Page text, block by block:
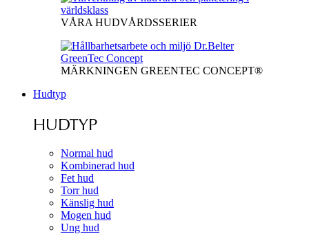
VÅRA HUDVÅRDSSERIER
MÄRKNINGEN GREENTEC CONCEPT®
Hudtyp
HUDTYP
Normal hud
Kombinerad hud
Fet hud
Torr hud
Känslig hud
Mogen hud
Ung hud